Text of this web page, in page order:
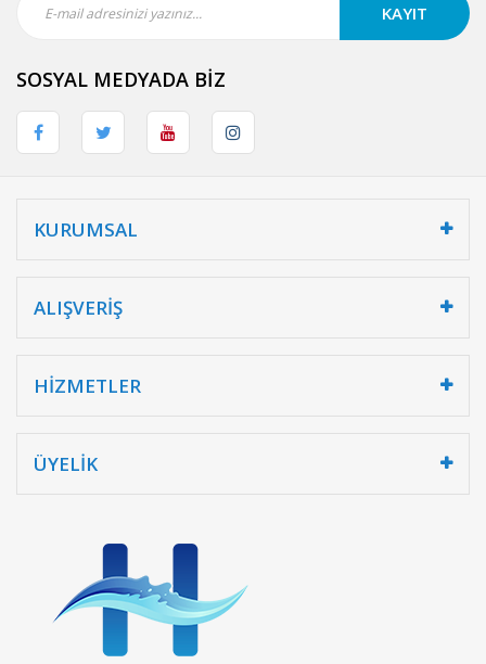
KAYIT
SOSYAL MEDYADA BİZ
KURUMSAL
ALIŞVERİŞ
HİZMETLER
ÜYELİK